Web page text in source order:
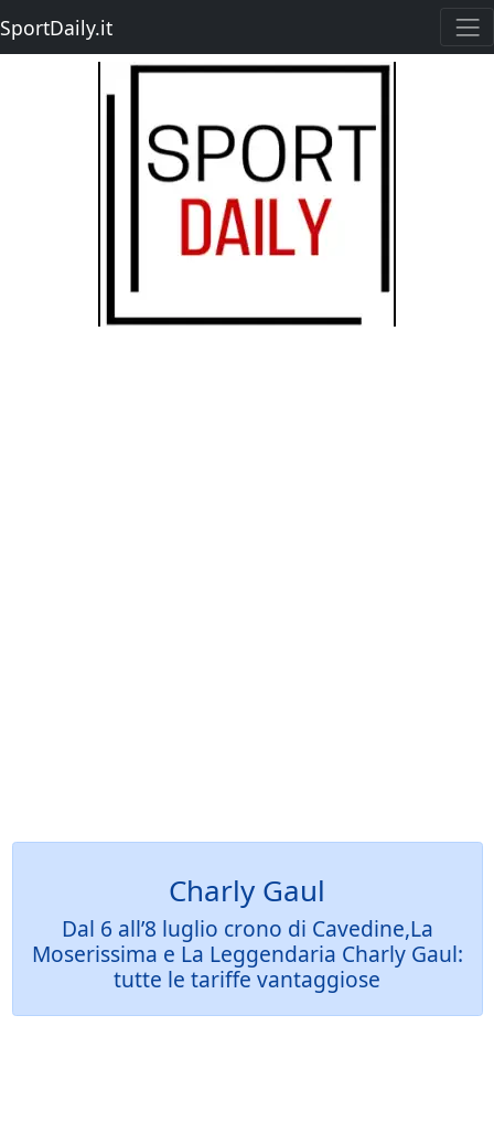
SportDaily.it
Charly Gaul
Dal 6 all’8 luglio crono di Cavedine,La
Moserissima e La Leggendaria Charly Gaul:
tutte le tariffe vantaggiose